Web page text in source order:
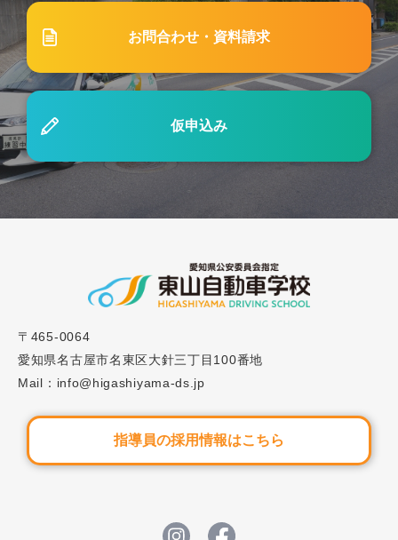
#58「都市部での運転で注意すべきポイントガイド
– 安全運転のための実践的アドバイス」
#15「高速教習ではどんなことをするの？事前に準
備しておくことは？」
ブログ 2024.05.15
すいタイミングとは」
ブログ
#28「セット教習とは？教習内容と知っておきたい
ポイントを解説」
お問合わせ・資料請求
仮申込み
〒465-0064
愛知県名古屋市名東区大針三丁目100番地
Mail：info@higashiyama-ds.jp
指導員の採用情報はこちら